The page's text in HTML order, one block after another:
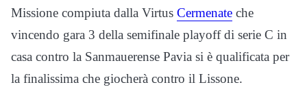
Missione compiuta dalla Virtus Cermenate che
vincendo gara 3 della semifinale playoff di serie C in
casa contro la Sanmauerense Pavia si è qualificata per
la finalissima che giocherà contro il Lissone.